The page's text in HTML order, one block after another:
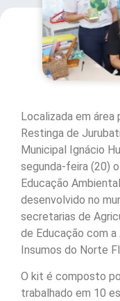
Localizada em área
Restinga de
Municipal Ignácio
segunda-feira (20)
Educação
desenvolvido no
secretarias de
de Educação com
Insumos do Norte
O kit é composto
trabalhado em 10